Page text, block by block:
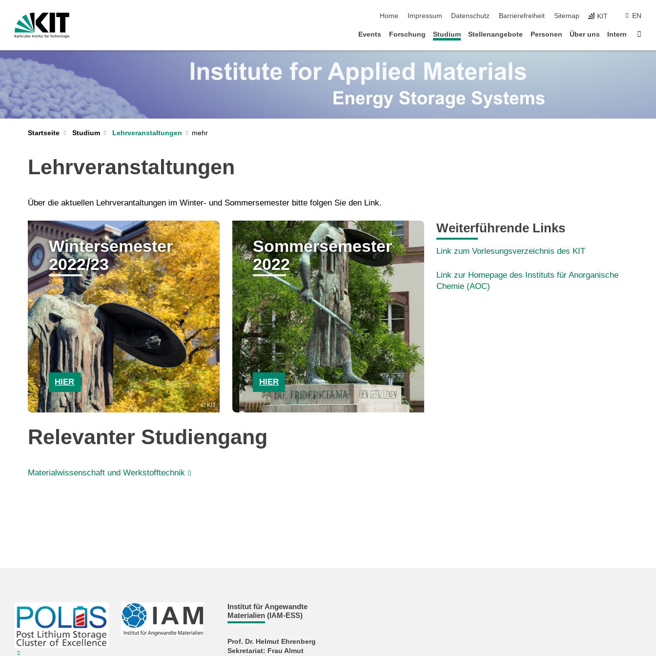
Home
Impressum Datenschutz Barrierefreiheit Sitemap KIT EN
Events Forschung Studium Stellenangebote Personen Über uns Intern
Startseite Studium Lehrveranstaltungen
Lehrveranstaltungen
Über die aktuellen Lehrverantaltungen im Winter- und Sommersemester bitte folgen Sie den Link.
KIT
Wintersemester
2022/23
HIER
Sommersemester
2022
HIER
Weiterführende Links
Link zum Vorlesungsverzeichnis des KIT
Link zur Homepage des Instituts für Anorganische
Chemie (AOC)
Relevanter Studiengang
Materialwissen­schaft und Werkstoff­technik
Institut für Angewandte
Materialien (IAM-ESS)
Prof. Dr. Helmut Ehrenberg
Sekretariat: Frau Almut